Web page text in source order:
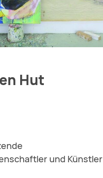
Hut
und Künstler